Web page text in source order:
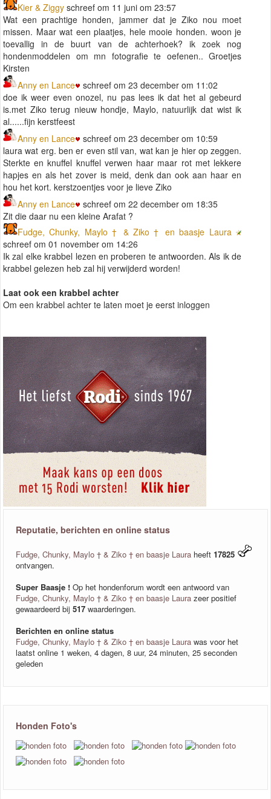
Kier & Ziggy schreef om 11 juni om 23:57
Wat een prachtige honden, jammer dat je Ziko nou moet
missen. Maar wat een plaatjes, hele mooie honden. woon je
toevallig in de buurt van de achterhoek? ik zoek nog
hondenmoddelen om mn fotografie te oefenen.. Groetjes
Kirsten
Anny en Lance
schreef om 23 december om 11:02
doe ik weer even onozel, nu pas lees ik dat het al gebeurd
is.met Ziko terug nieuw hondje, Maylo, natuurlijk dat wist ik
al......fijn kerstfeest
Anny en Lance
schreef om 23 december om 10:59
laura wat erg. ben er even stil van, wat kan je hier op zeggen.
Sterkte en knuffel knuffel verwen haar maar rot met lekkere
hapjes en als het zover is meid, denk dan ook aan haar en
hou het kort. kerstzoentjes voor je lieve Ziko
Anny en Lance
schreef om 22 december om 18:35
Zit die daar nu een kleine Arafat ?
Fudge, Chunky, Maylo † & Ziko † en baasje Laura
schreef om 01 november om 14:26
Ik zal elke krabbel lezen en proberen te antwoorden. Als ik de
krabbel gelezen heb zal hij verwijderd worden!
Laat ook een krabbel achter
Om een krabbel achter te laten moet je eerst inloggen
Reputatie, berichten en online status
Fudge, Chunky, Maylo † & Ziko † en baasje Laura heeft 17825
ontvangen.
Super Baasje ! Op het hondenforum wordt een antwoord van
Fudge, Chunky, Maylo † & Ziko † en baasje Laura zeer positief
gewaardeerd bij 517 waarderingen.
Berichten en online status
Fudge, Chunky, Maylo † & Ziko † en baasje Laura was voor het
laatst online 1 weken, 4 dagen, 8 uur, 24 minuten, 25 seconden
geleden
Honden Foto's